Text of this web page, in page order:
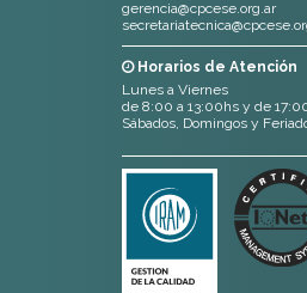
gerencia@cpcese.org.ar
Horarios de Atención
Lunes a Viernes
de 8:00 a 13:00hs y de
Sábados, Domingos y